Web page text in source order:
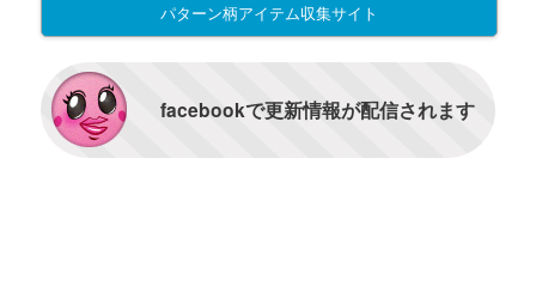
パターン柄アイテム収集サイト
facebookで更新情報が配信されます